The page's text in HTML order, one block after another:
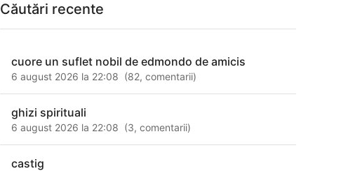
Căutări recente
cuore un suflet nobil de edmondo de amicis
6 august 2026 la 22:08 (82,comentarii)
ghizi spirituali
6 august 2026 la 22:08 (3,comentarii)
castig